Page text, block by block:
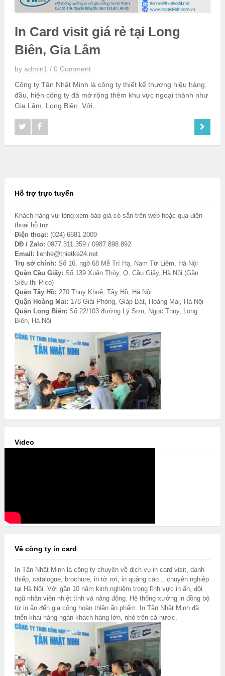
In Card visit giá rẻ tại Long
Biên, Gia Lâm
by admin1 / 0 Comment
Công ty Tân Nhật Minh là công ty thiết kế thương hiệu hàng
đầu, hiện công ty đã mở rộng thêm khu vực ngoại thành như
Gia Lâm, Long Biên. Với...
Hỗ trợ trực tuyến
Khách hàng vui lòng xem báo giá có sẵn trên web hoặc qua điện
thoại hỗ trợ:
Điện thoại: (024) 6681 2009
DĐ / Zalo: 0977.311.359 / 0987.898.892
Email: lienhe@thietke24.net
Trụ sở chính: Số 16, ngõ 68 Mễ Trì Hạ, Nam Từ Liêm, Hà Nội
Quận Cầu Giấy: Số 139 Xuân Thủy, Q. Cầu Giấy, Hà Nội (Gần
Siêu thị Pico)
Quận Tây Hồ: 270 Thụy Khuê, Tây Hồ, Hà Nội
Quận Hoàng Mai: 178 Giải Phóng, Giáp Bát, Hoàng Mai, Hà Nội
Quận Long Biên: Số 22/103 đường Lý Sơn, Ngọc Thụy, Long
Biên, Hà Nội
Video
Về công ty in card
In Tân Nhật Minh là công ty chuyên về dịch vụ in card visit, danh
thiếp, catalogue, brochure, in tờ rơi, in quảng cáo .. chuyên nghiệp
tại Hà Nội. Với gần 10 năm kinh nghiệm trong lĩnh vực in ấn, đội
ngũ nhân viên nhiệt tình và năng động. Hệ thống xưởng in đồng bộ
từ in ấn đến gia công hoàn thiện ấn phẩm. In Tân Nhật Minh đã
triển khai hàng ngàn khách hàng lớn, nhỏ trên cả nước.